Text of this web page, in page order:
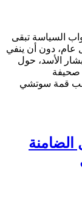
السياسة تبقى
عام، دون أن ينفي
الأسد، حول
صحيفة
قمة سوتشي
الضامنة